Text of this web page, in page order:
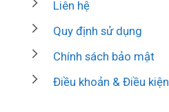
Liên hệ
Quy định sử dụng
Chính sách bảo mật
Điều khoản & Điều kiện